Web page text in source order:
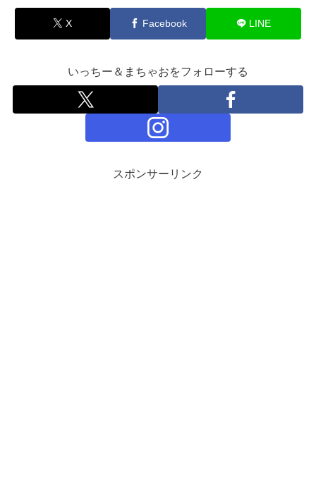
X Facebook LINE
いっちー＆まちゃおをフォローする
スポンサーリンク